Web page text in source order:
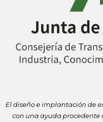
El diseño e implantación de
con una ayuda procedente